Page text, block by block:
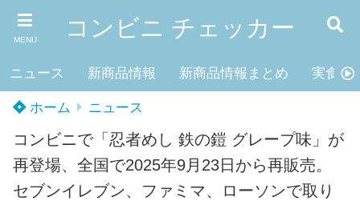
MENU コンビニ チェッカー
ニュース 新商品情報 新商品情報まとめ 実食レ
ホーム ニュース
コンビニで「忍者めし 鉄の鎧 グレープ味」が
再登場、全国で2025年9月23日から再販売。
セブンイレブン、ファミマ、ローソンで取り